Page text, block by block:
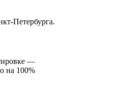
Петербурга.
—
на 100%